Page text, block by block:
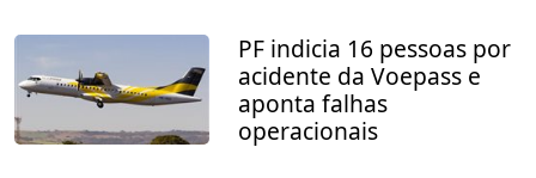
PF indicia 16 pessoas por
acidente da Voepass e
aponta falhas
operacionais